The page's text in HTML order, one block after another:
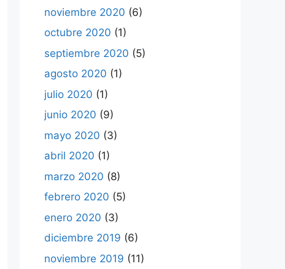
noviembre 2020 (6)
octubre 2020 (1)
septiembre 2020 (5)
agosto 2020 (1)
julio 2020 (1)
junio 2020 (9)
mayo 2020 (3)
abril 2020 (1)
marzo 2020 (8)
febrero 2020 (5)
enero 2020 (3)
diciembre 2019 (6)
noviembre 2019 (11)